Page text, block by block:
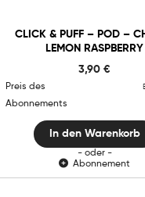
CLICK & PUFF – POD –
LEMON RASPBERRY
3,90€
Preis des
Abonnements
-
Lemon
In den Warenkorb
In den Warenkorb
- oder -
Abonnement